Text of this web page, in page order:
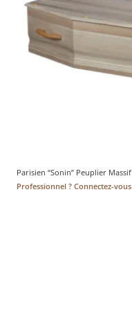
Parisien “Sonin” Peuplier Massif
Professionnel ? Connectez-vous